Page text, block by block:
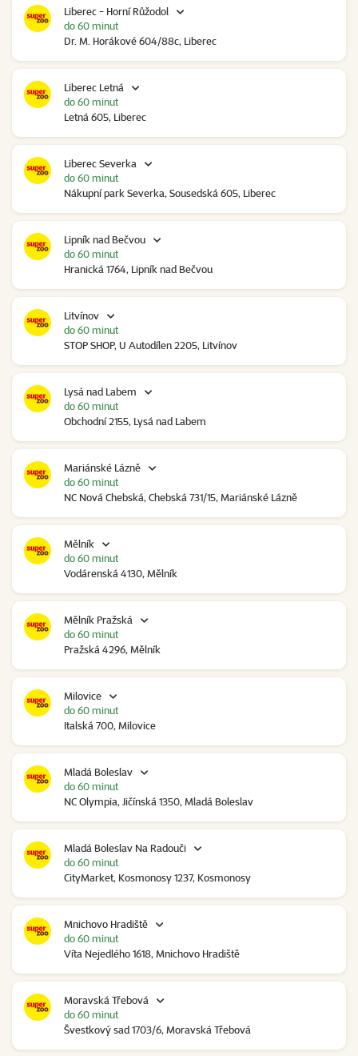
Liberec - Horní Růžodol
Dr. M. Horákové 604/88c, Liberec
do 60 minut
Liberec Letná
Letná 605, Liberec
do 60 minut
Liberec Severka
Nákupní park Severka, Sousedská 605, Liberec
do 60 minut
Lipník nad Bečvou
Hranická 1764, Lipník nad Bečvou
do 60 minut
Litvínov
STOP SHOP, U Autodílen 2205, Litvínov
do 60 minut
Lysá nad Labem
Obchodní 2155, Lysá nad Labem
do 60 minut
Mariánské Lázně
NC Nová Chebská, Chebská 731/15, Mariánské Lázně
do 60 minut
Mělník
Vodárenská 4130, Mělník
do 60 minut
Mělník Pražská
Pražská 4296, Mělník
do 60 minut
Milovice
Italská 700, Milovice
do 60 minut
Mladá Boleslav
NC Olympia, Jičínská 1350, Mladá Boleslav
do 60 minut
Mladá Boleslav Na Radouči
CityMarket, Kosmonosy 1237, Kosmonosy
do 60 minut
Mnichovo Hradiště
Víta Nejedlého 1618, Mnichovo Hradiště
do 60 minut
Moravská Třebová
Švestkový sad 1703/6, Moravská Třebová
do 60 minut